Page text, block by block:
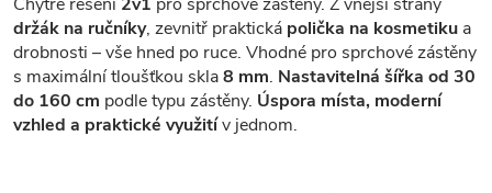
držák na ručníky, zevnitř praktická polička na kosmetiku a
drobnosti – vše hned po ruce. Vhodné pro sprchové zástěny
s maximální tloušťkou skla8 mm. Nastavitelná šířka od 30
do 160 cm podle typu zástěny. Úspora místa, moderní
vzhled a praktické využitív jednom.